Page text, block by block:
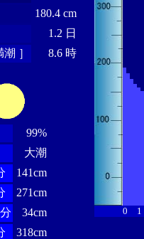
180.4 cm
1.2 日
］
8.6 時
99%
大潮
141cm
271cm
34cm
318cm
0 1